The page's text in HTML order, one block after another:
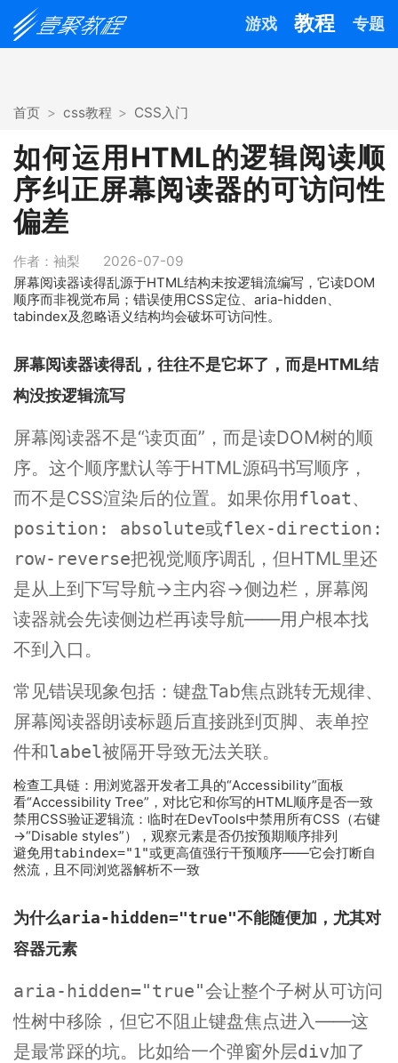
游戏 教程 专题
首页 css教程 CSS入门
如何运用HTML的逻辑阅读顺
序纠正屏幕阅读器的可访问性
偏差
作者：袖梨 2026-07-09
屏幕阅读器读得乱源于HTML结构未按逻辑流编写，它读DOM
顺序而非视觉布局；错误使用CSS定位、aria-hidden、
tabindex及忽略语义结构均会破坏可访问性。
屏幕阅读器读得乱，往往不是它坏了，而是HTML结
构没按逻辑流写
屏幕阅读器不是“读页面”，而是读DOM树的顺
序。这个顺序默认等于HTML源码书写顺序，
而不是CSS渲染后的位置。如果你用float、
position: absolute或flex-direction:
row-reverse把视觉顺序调乱，但HTML里还
是从上到下写导航→主内容→侧边栏，屏幕阅
读器就会先读侧边栏再读导航——用户根本找
不到入口。
常见错误现象包括：键盘Tab焦点跳转无规律、
屏幕阅读器朗读标题后直接跳到页脚、表单控
件和label被隔开导致无法关联。
检查工具链：用浏览器开发者工具的“Accessibility”面板
看“Accessibility Tree”，对比它和你写的HTML顺序是否一致
禁用CSS验证逻辑流：临时在DevTools中禁用所有CSS（右键
→“Disable styles”），观察元素是否仍按预期顺序排列
避免用tabindex="1"或更高值强行干预顺序——它会打断自
然流，且不同浏览器解析不一致
为什么aria-hidden="true"不能随便加，尤其对
容器元素
aria-hidden="true"会让整个子树从可访问
性树中移除，但它不阻止键盘焦点进入——这
是最常踩的坑。比如给一个弹窗外层div加了